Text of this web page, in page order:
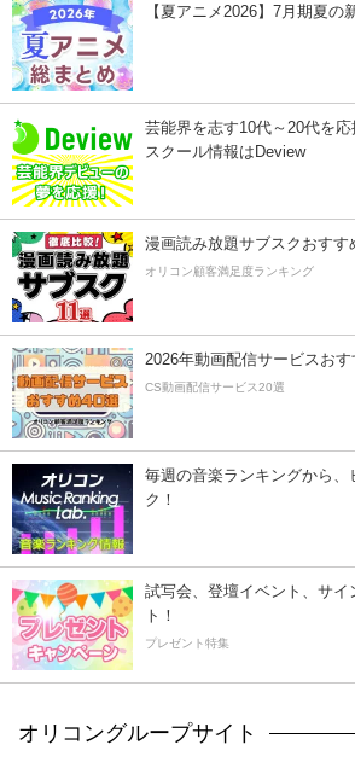
【夏アニメ2026】7月期夏の
芸能界を志す10代～20代を応
スクール情報はDeview
漫画読み放題サブスクおすす
オリコン顧客満足度ランキング
2026年動画配信サービスおす
CS動画配信サービス20選
毎週の音楽ランキングから、
ク！
試写会、登壇イベント、サイ
ト！
プレゼント特集
オリコングループサイト